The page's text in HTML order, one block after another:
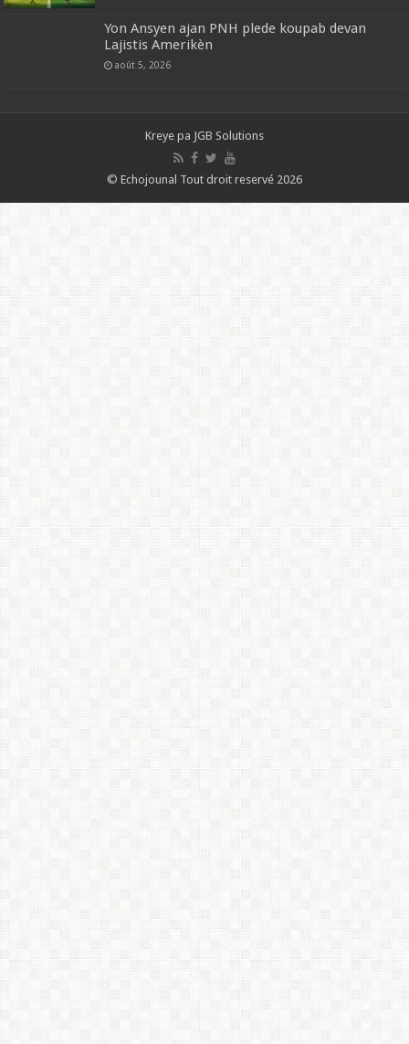
Yon Ansyen ajan PNH plede koupab devan
Lajistis Amerikèn
août 5, 2026
Kreye pa JGB Solutions
© Echojounal Tout droit reservé 2026